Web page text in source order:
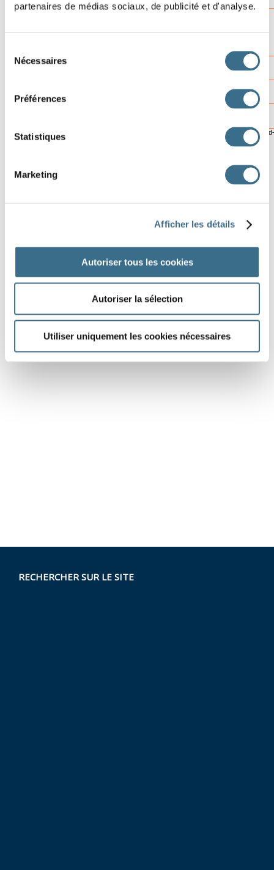
partenaires de médias sociaux, de publicité et d'analyse.
Nécessaires
Préférences
Statistiques
Marketing
Afficher les détails
Autoriser tous les cookies
Autoriser la sélection
Utiliser uniquement les cookies nécessaires
Software © 2014
RECHERCHER SUR LE SITE